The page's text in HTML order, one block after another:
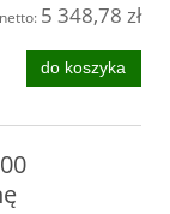
5 348,78 zł
do koszyka